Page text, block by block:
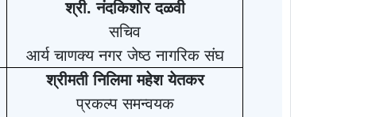
श्री. नंदकिशोर दळवी
सचिव
आर्य चाणक्य नगर जेष्ठ नागरिक संघ
श्रीमती निलिमा महेश येतकर
प्रकल्प समन्वयक